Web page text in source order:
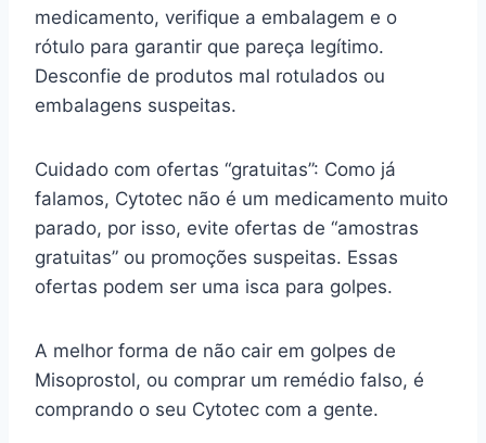
medicamento, verifique a embalagem e o
rótulo para garantir que pareça legítimo.
Desconfie de produtos mal rotulados ou
embalagens suspeitas.
Cuidado com ofertas “gratuitas”: Como já
falamos, Cytotec não é um medicamento muito
parado, por isso, evite ofertas de “amostras
gratuitas” ou promoções suspeitas. Essas
ofertas podem ser uma isca para golpes.
A melhor forma de não cair em golpes de
Misoprostol, ou comprar um remédio falso, é
comprando o seu Cytotec com a gente.